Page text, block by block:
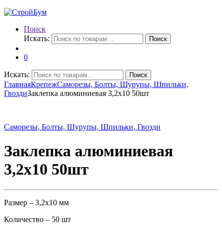
Поиск
Искать:
Поиск
0
Искать: Поиск
ГлавнаяКрепежСаморезы, Болты, Шурупы, Шпильки,
ГвоздиЗаклепка алюминиевая 3,2х10 50шт
Саморезы, Болты, Шурупы, Шпильки, Гвозди
Заклепка алюминиевая
3,2х10 50шт
Размер – 3,2х10 мм
Количество – 50 шт